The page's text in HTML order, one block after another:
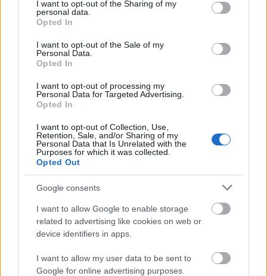
not limited to your visit or usage behaviour. You may click to
grant or deny consent to Google and its third-party tags to
use your data for below specified purposes in below Google
consent section.
I want to opt-out of the Sharing of my
personal data.
Opted In
I want to opt-out of the Sale of my
Personal Data.
Opted In
I want to opt-out of processing my
Personal Data for Targeted Advertising.
Opted In
I want to opt-out of Collection, Use,
Retention, Sale, and/or Sharing of my
Personal Data that Is Unrelated with the
Purposes for which it was collected.
Opted Out
Google consents
I want to allow Google to enable storage
related to advertising like cookies on web or
device identifiers in apps.
I want to allow my user data to be sent to
Google for online advertising purposes.
angol fordítását hallhatjuk a felvétel idejében
még középkorú éveiben járó brit
színésznőtől. A jelenet több szempontból is
lenyűgöző: Oscar-díjas hírességek közt
ugyanis nem mindennapi esemény, hogy
magyar költő versét szavalják. Ezenkívül a
műfordítás azt is bizonyítja, hogy a sokszor,
sok helyen idézett vers a magyar hazához
fűződő érzéseket jeleníti meg, mégis
egyetemes jelentőséggel bír, és más
országokban is értékelhetővé válhat Radnóti
költeménye.
Forrás: Válasz.hu
Film Radnóti Miklós Irodalom Rendező